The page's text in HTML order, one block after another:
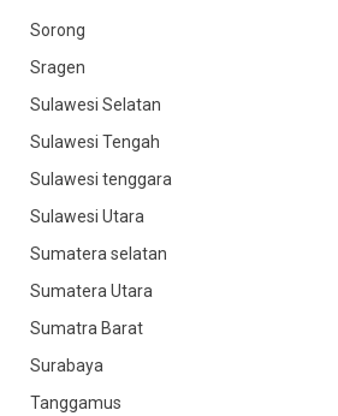
Sorong
Sragen
Sulawesi Selatan
Sulawesi Tengah
Sulawesi tenggara
Sulawesi Utara
Sumatera selatan
Sumatera Utara
Sumatra Barat
Surabaya
Tanggamus